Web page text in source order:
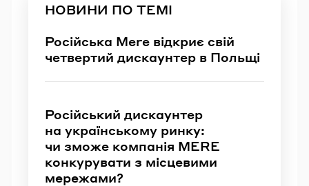
НОВИНИ ПО ТЕМІ
Російська Mere відкриє свій
четвертий дискаунтер в Польщі
Російський дискаунтер
на українському ринку:
чи зможе компанія MERE
конкурувати з місцевими
мережами?